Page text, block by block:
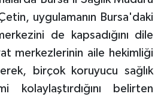
uygulamanın Bursa'daki
de kapsadığını dile
merkezlerinin aile hekimliği
birçok koruyucu sağlık
kolaylaştırdığını belirten